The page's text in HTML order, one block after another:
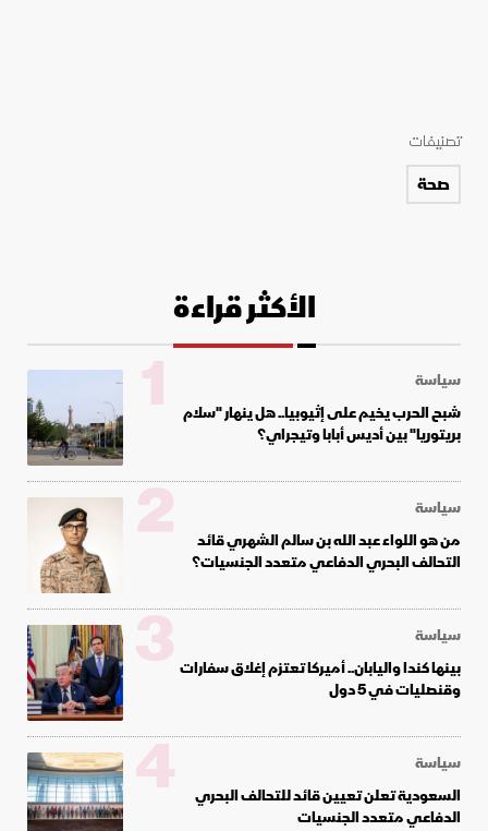
تصنيفات
صحة
الأكثر قراءة
سياسة
شبح الحرب يخيم على إثيوبيا.. هل ينهار "سلام
بريتوريا" بين أديس أبابا وتيجراي؟
1
سياسة
من هو اللواء عبد الله بن سالم الشهري قائد
التحالف البحري الدفاعي متعدد الجنسيات؟
2
سياسة
بينها كندا واليابان.. أميركا تعتزم إغلاق سفارات
وقنصليات في 5 دول
3
سياسة
السعودية تعلن تعيين قائد للتحالف البحري
الدفاعي متعدد الجنسيات
4